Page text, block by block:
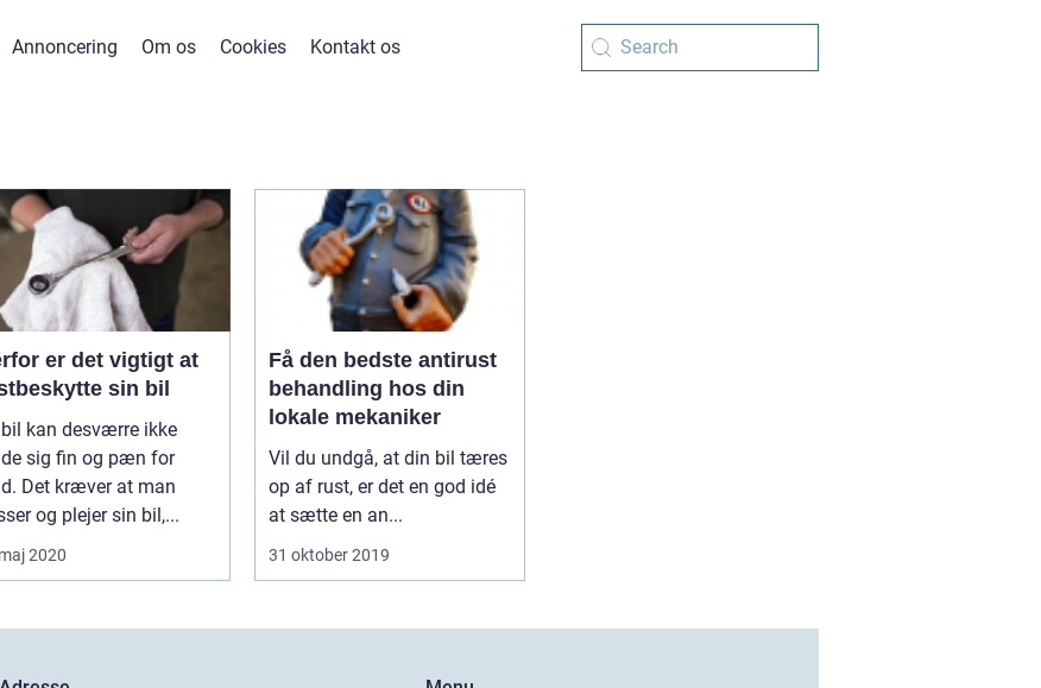
Annoncering Om os Cookies Kontakt os
er det vigtigt at
sin bil
bil kan desværre ikke
sig fin og pæn for
Det kræver at man
og plejer sin bil,...
2020
Få den bedste antirust
behandling hos din
lokale mekaniker
Vil du undgå, at din bil tæres
op af rust, er det en god idé
at sætte en an...
31 oktober 2019